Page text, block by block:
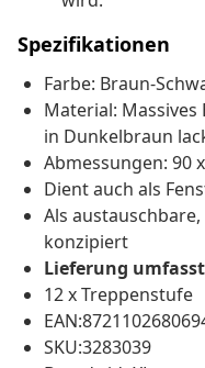
Spezifikationen
Farbe: Braun-
Material:
in Dunkelbraun
Abmessungen: 90
Dient auch als
Als
konzipiert
Lieferung
12 x Treppenstufe
SKU:3283039